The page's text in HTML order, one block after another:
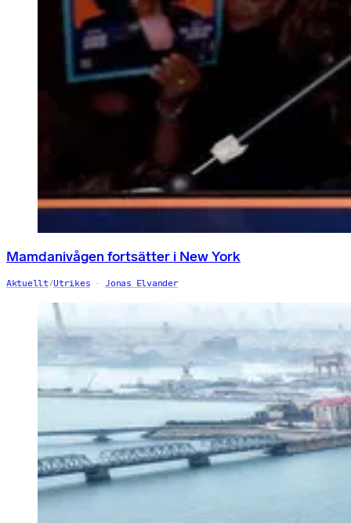
Mamdanivågen fortsätter i New York
Aktuellt/Utrikes Jonas Elvander